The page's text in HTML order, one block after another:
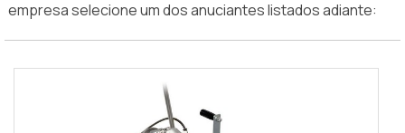
empresa selecione um dos anuciantes listados adiante: